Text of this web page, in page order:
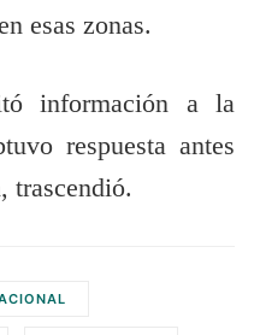
esas zonas.
información a la
respuesta antes
trascendió.